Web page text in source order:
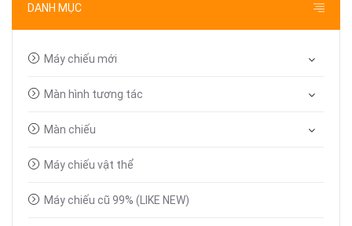
DANH MỤC
Máy chiếu mới
Màn hình tương tác
Màn chiếu
Máy chiếu vật thể
Máy chiếu cũ 99% (LIKE NEW)